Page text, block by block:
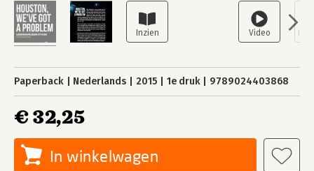
Paperback Nederlands 2015 1e druk 9789024403868
€ 32,25
In winkelwagen